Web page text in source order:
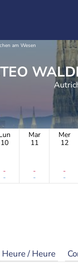
am Wesen
METEO
10
-
-
Mar
11
-
-
Mer
12
-
-
Heure / Heure